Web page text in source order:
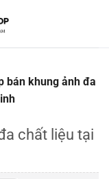
bán khung ảnh đa
chất liệu tại